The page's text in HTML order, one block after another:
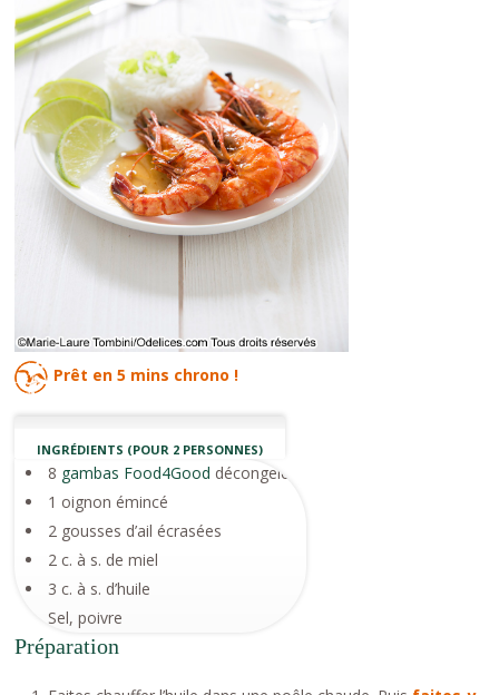
Prêt en5 mins chrono !
INGRÉDIENTS (POUR 2 PERSONNES)
8 gambas Food4Good décongelées
1 oignon émincé
2 gousses d’ail écrasées
2 c. à s. de miel
3 c. à s. d’huile
Sel, poivre
Préparation